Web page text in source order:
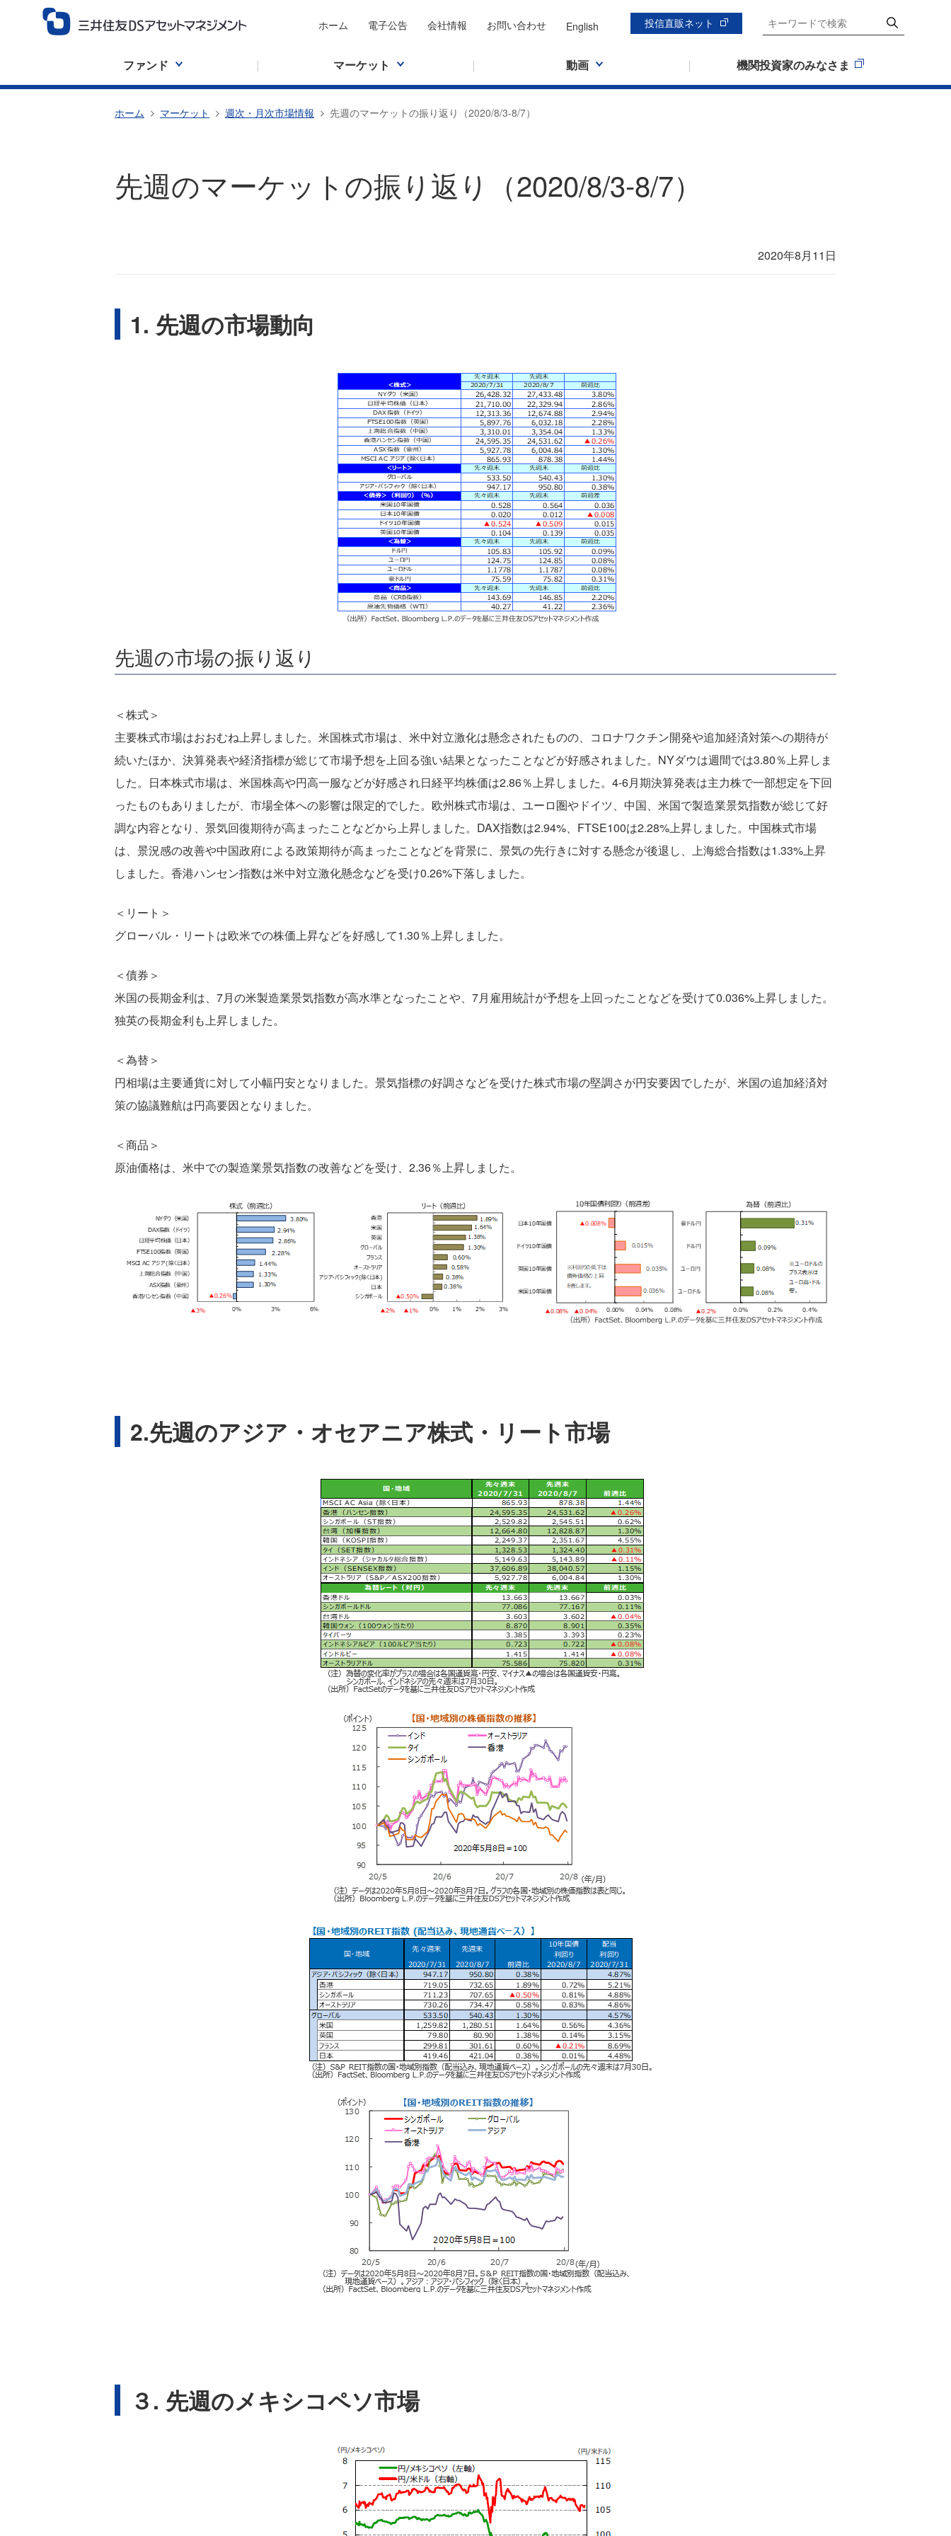
ホーム 電子公告 会社情報 お問い合わせ English 投信直販ネット
ファンド マーケット 動画 機関投資家のみなさま
ホーム マーケット 週次・月次市場情報 先週のマーケットの振り返り（2020/8/3-8/7）
先週のマーケットの振り返り（2020/8/3-8/7）
2020年8月11日
1. 先週の市場動向
先週の市場の振り返り
＜株式＞
主要株式市場はおおむね上昇しました。米国株式市場は、米中対立激化は懸念されたものの、コロナワクチン開発や追加経済対策への期待が
続いたほか、決算発表や経済指標が総じて市場予想を上回る強い結果となったことなどが好感されました。NYダウは週間では3.80％上昇しま
した。日本株式市場は、米国株高や円高一服などが好感され日経平均株価は2.86％上昇しました。4-6月期決算発表は主力株で一部想定を下回
ったものもありましたが、市場全体への影響は限定的でした。欧州株式市場は、ユーロ圏やドイツ、中国、米国で製造業景気指数が総じて好
調な内容となり、景気回復期待が高まったことなどから上昇しました。DAX指数は2.94%、FTSE100は2.28%上昇しました。中国株式市場
は、景況感の改善や中国政府による政策期待が高まったことなどを背景に、景気の先行きに対する懸念が後退し、上海総合指数は1.33%上昇
しました。香港ハンセン指数は米中対立激化懸念などを受け0.26%下落しました。
＜リート＞
グローバル・リートは欧米での株価上昇などを好感して1.30％上昇しました。
＜債券＞
米国の長期金利は、7月の米製造業景気指数が高水準となったことや、7月雇用統計が予想を上回ったことなどを受けて0.036%上昇しました。
独英の長期金利も上昇しました。
＜為替＞
円相場は主要通貨に対して小幅円安となりました。景気指標の好調さなどを受けた株式市場の堅調さが円安要因でしたが、米国の追加経済対
策の協議難航は円高要因となりました。
＜商品＞
原油価格は、米中での製造業景気指数の改善などを受け、2.36％上昇しました。
2.先週のアジア・オセアニア株式・リート市場
３. 先週のメキシコペソ市場